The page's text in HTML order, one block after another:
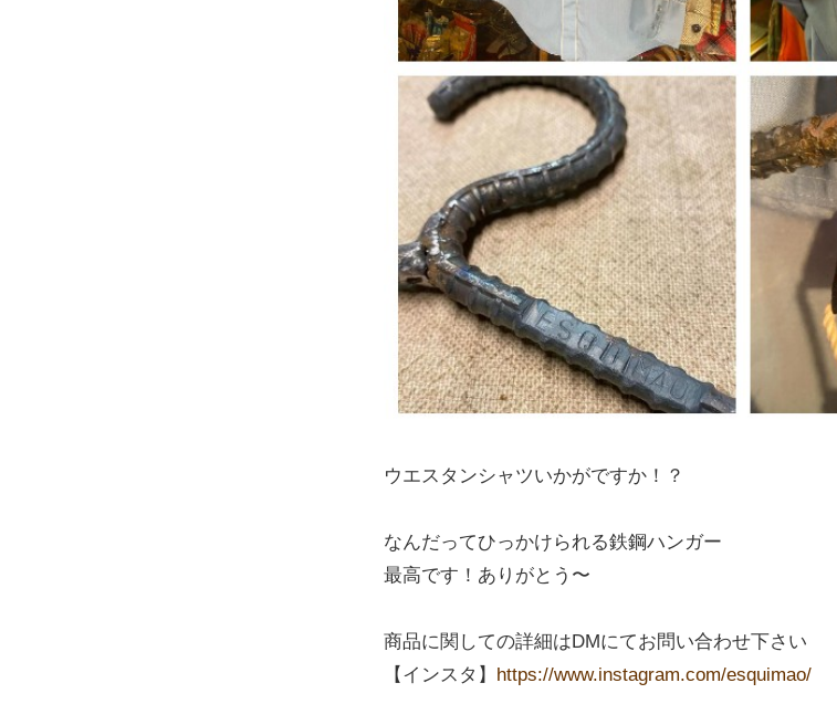
ウエスタンシャツいかがですか！？
なんだってひっかけられる鉄鋼ハンガー
最高です！ありがとう〜
商品に関しての詳細はDMにてお問い合わせ下さい
【インスタ】 https://www.instagram.com/esquimao/